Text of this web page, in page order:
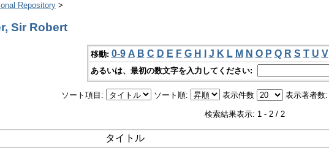
Repository >
Sir Robert
移動: 0-9 A B C D E F G H J K L M N O P Q R S T U V
あるいは、最初の数文字を入力してください:
ソート項目: ソート順: 表示件数 表示著者数:
検索結果表示: 1 - 2 / 2
タイトル